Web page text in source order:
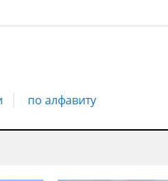
по алфавиту